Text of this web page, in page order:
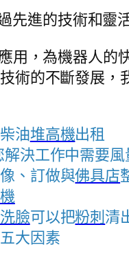
先進的技術和靈
用，為機器人
術的不斷發展
油堆高機出租
決工作中需要
、訂做與佛具店
臉可以把粉刺清
大因素